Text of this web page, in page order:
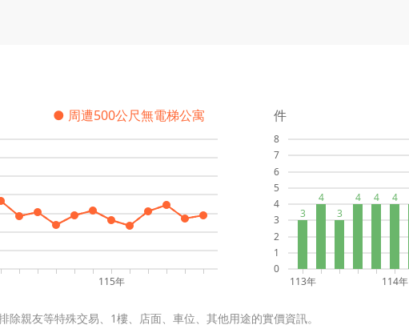
● 周遭500公尺無電梯公寓
115年
件
0
1
2
3
4
5
6
7
8
113年 114年
3
4
3
4 4 4
親友等特殊交易、1樓、店面、車位、其他用途的實價資訊。